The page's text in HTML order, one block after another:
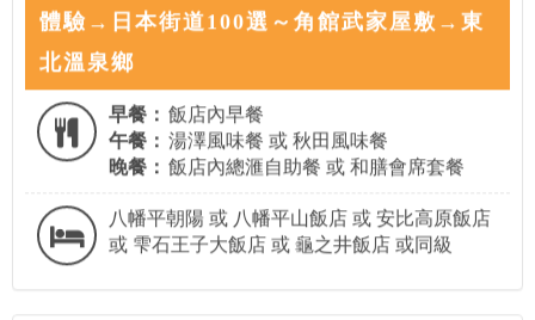
體驗→日本街道100選～角館武家屋敷→東
北溫泉鄉
早餐： 飯店內早餐
午餐： 湯澤風味餐 或 秋田風味餐
晚餐： 飯店內總滙自助餐 或 和膳會席套餐
八幡平朝陽 或 八幡平山飯店 或 安比高原飯店
或 雫石王子大飯店 或 龜之井飯店 或同級